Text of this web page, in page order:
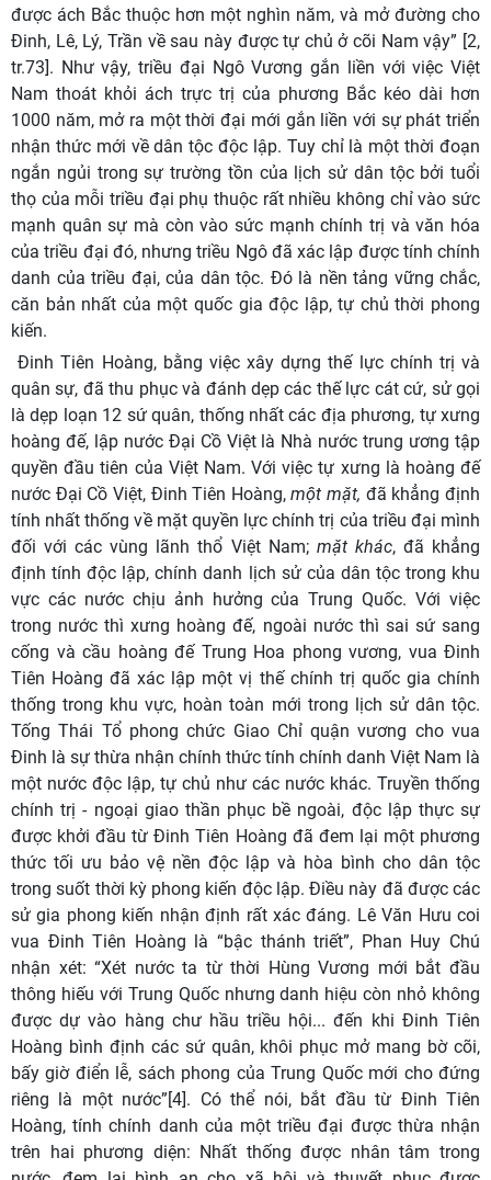
được ách Bắc thuộc hơn một nghìn năm, và mở đường cho
Đinh, Lê, Lý, Trần về sau này được tự chủ ở cõi Nam vậy” [2,
tr.73]. Như vậy, triều đại Ngô Vương gắn liền với việc Việt
Nam thoát khỏi ách trực trị của phương Bắc kéo dài hơn
1000 năm, mở ra một thời đại mới gắn liền với sự phát triển
nhận thức mới về dân tộc độc lập. Tuy chỉ là một thời đoạn
ngắn ngủi trong sự trường tồn của lịch sử dân tộc bởi tuổi
thọ của mỗi triều đại phụ thuộc rất nhiều không chỉ vào sức
mạnh quân sự mà còn vào sức mạnh chính trị và văn hóa
của triều đại đó, nhưng triều Ngô đã xác lập được tính chính
danh của triều đại, của dân tộc. Đó là nền tảng vững chắc,
căn bản nhất của một quốc gia độc lập, tự chủ thời phong
kiến.
Đinh Tiên Hoàng, bằng việc xây dựng thế lực chính trị và
quân sự, đã thu phục và đánh dẹp các thế lực cát cứ, sử gọi
là dẹp loạn 12 sứ quân, thống nhất các địa phương, tự xưng
hoàng đế, lập nước Đại Cồ Việt là Nhà nước trung ương tập
quyền đầu tiên của Việt Nam. Với việc tự xưng là hoàng đế
nước Đại Cồ Việt, Đinh Tiên Hoàng,một mặt, đã khẳng định
tính nhất thống về mặt quyền lực chính trị của triều đại mình
đối với các vùng lãnh thổ Việt Nam; mặt khác, đã khẳng
định tính độc lập,chính danh lịch sử của dân tộc trong khu
vực các nước chịu ảnh hưởng của Trung Quốc. Với việc
trong nước thì xưng hoàng đế, ngoài nước thì sai sứ sang
cống và cầu hoàng đế Trung Hoa phong vương, vua Đinh
Tiên Hoàng đã xác lập một vị thế chính trị quốc gia chính
thống trong khu vực, hoàn toàn mới trong lịch sử dân tộc.
Tống Thái Tổ phong chức Giao Chỉ quận vương cho vua
Đinh là sự thừa nhận chính thức tính chính danh Việt Nam là
một nước độc lập, tự chủ như các nước khác. Truyền thống
chính trị - ngoại giao thần phục bề ngoài, độc lập thực sự
được khởi đầu từ Đinh Tiên Hoàng đã đem lại một phương
thức tối ưu bảo vệ nền độc lập và hòa bình cho dân tộc
trong suốt thời kỳ phong kiến độc lập. Điều này đã được các
sử gia phong kiến nhận định rất xác đáng. Lê Văn Hưu coi
vua Đinh Tiên Hoàng là “bậc thánh triết”, Phan Huy Chú
nhận xét: “Xét nước ta từ thời Hùng Vương mới bắt đầu
thông hiếu với Trung Quốc nhưng danh hiệu còn nhỏ không
được dự vào hàng chư hầu triều hội... đến khi Đinh Tiên
Hoàng bình định các sứ quân, khôi phục mở mang bờ cõi,
bấy giờ điển lễ, sách phong của Trung Quốc mới cho đứng
riêng là một nước”[4]. Có thể nói, bắt đầu từ Đinh Tiên
Hoàng, tính chính danh của một triều đại được thừa nhận
trên hai phương diện: Nhất thống được nhân tâm trong